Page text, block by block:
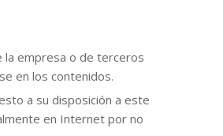
la empresa o de terceros
en los contenidos.
a su disposición a este
en Internet por no